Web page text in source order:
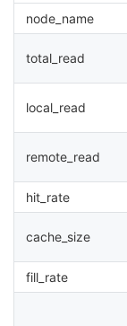
node_name
total_read
local_read
remote_read
hit_rate
cache_size
fill_rate